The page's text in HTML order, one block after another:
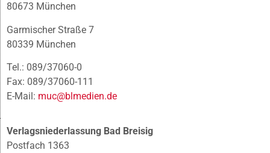
80673 München
Garmischer Straße 7
80339 München
Tel.: 089/37060-0
Fax: 089/37060-111
E-Mail: muc@blmedien.de
Verlagsniederlassung Bad Breisig
Postfach 1363